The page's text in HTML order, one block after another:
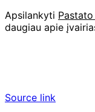
Apsilankyti
daugiau apie
Source link